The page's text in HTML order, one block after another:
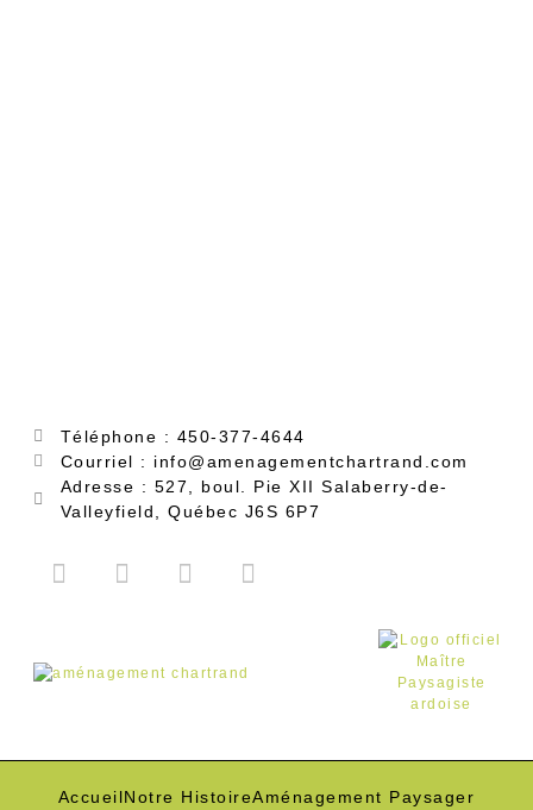
Téléphone : 450-377-4644
Courriel : info@amenagementchartrand.com
Adresse : 527, boul. Pie XII Salaberry-de-
Valleyfield, Québec J6S 6P7
AccueilNotre HistoireAménagement Paysager